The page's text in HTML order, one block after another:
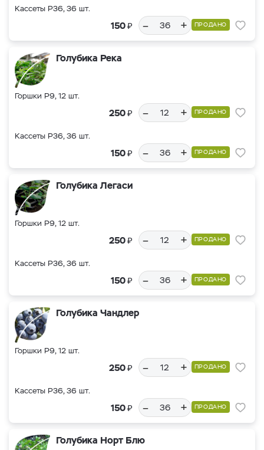
Кассеты Р36, 36 шт.
150₽ – + ПРОДАНО
Голубика Река
Горшки Р9, 12 шт.
250₽ – + ПРОДАНО
Кассеты Р36, 36 шт.
150₽ – + ПРОДАНО
Голубика Легаси
Горшки Р9, 12 шт.
250₽ – + ПРОДАНО
Кассеты Р36, 36 шт.
150₽ – + ПРОДАНО
Голубика Чандлер
Горшки Р9, 12 шт.
250₽ – + ПРОДАНО
Кассеты Р36, 36 шт.
150₽ – + ПРОДАНО
Голубика Норт Блю